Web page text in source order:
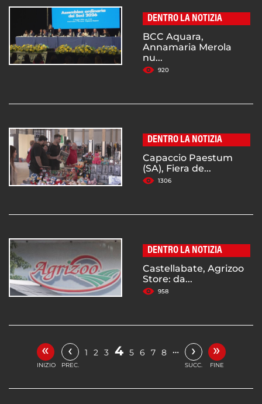
DENTRO LA NOTIZIA
BCC Aquara,
Annamaria Merola
nu...
920
DENTRO LA NOTIZIA
Capaccio Paestum
(SA), Fiera de...
1306
DENTRO LA NOTIZIA
Castellabate, Agrizoo
Store: da...
958
«
INIZIO
‹
PREC.
1 2 3 4 5 6 7 8 … ›
SUCC.
»
FINE